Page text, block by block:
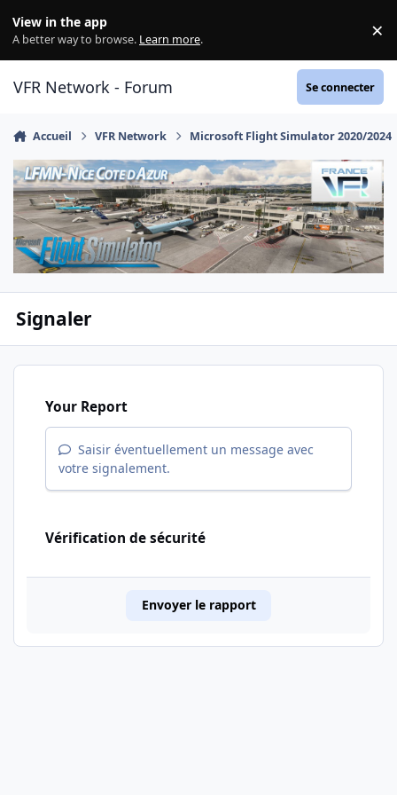
View in the app
A better way to browse. Learn more. ×
VFR Network - Forum Se connecter
Accueil VFR Network Microsoft Flight Simulator 2020/2024
Signaler
Your Report
Saisir éventuellement un message avec
votre signalement.
Vérification de sécurité
Envoyer le rapport